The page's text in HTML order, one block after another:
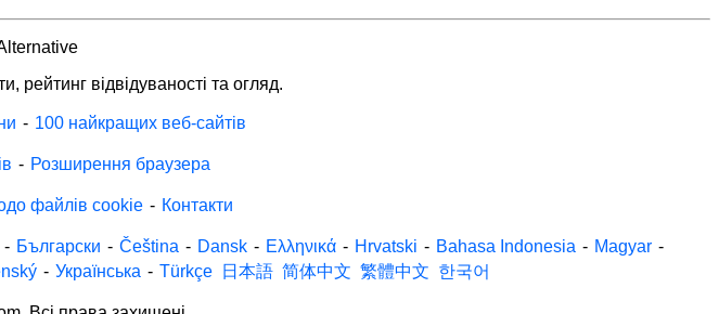
рейтинг відвідуваності та огляд.
- 100 найкращих веб-сайтів
- Розширення браузера
файлів cookie - Контакти
- Български - Čeština - Dansk - Ελληνικά - Hrvatski - Bahasa Indonesia - Magyar -
- Українська - Türkçe 日本語 简体中文 繁體中文 한국어